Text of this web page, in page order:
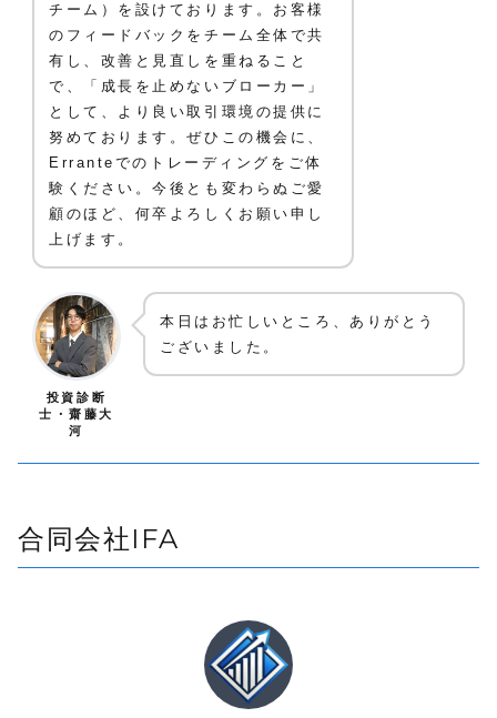
チーム）を設けております。お客様
のフィードバックをチーム全体で共
有し、改善と見直しを重ねること
で、「成長を止めないブローカー」
として、より良い取引環境の提供に
努めております。ぜひこの機会に、
Erranteでのトレーディングをご体
験ください。今後とも変わらぬご愛
顧のほど、何卒よろしくお願い申し
上げます。
投資診断
士・齋藤大
河
本日はお忙しいところ、ありがとう
ございました。
合同会社IFA